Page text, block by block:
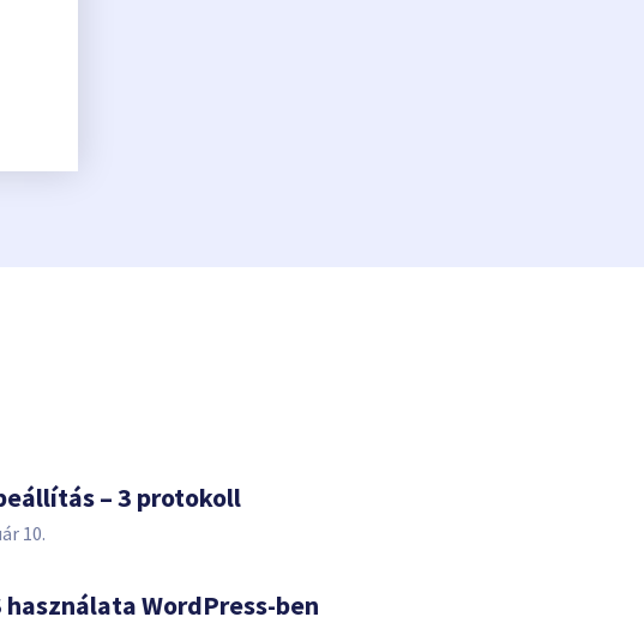
– 3 protokoll
10.
használata WordPress-ben